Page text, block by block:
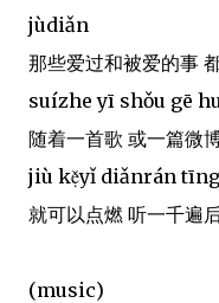
jùdiǎn
那些爱过和被爱的事
suízhe yī shǒu gē
随着一首歌 或一篇微
jiù kẹ̌yǐ diǎnrán
就可以点燃 听一千遍
(music)